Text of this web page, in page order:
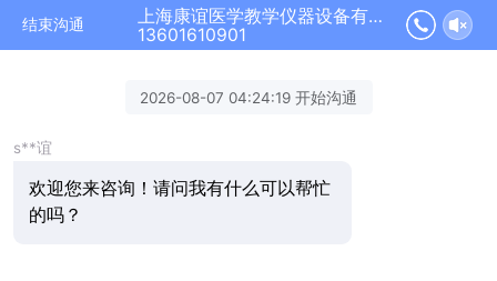
结束沟通
上海康谊医学教学仪器设备有限公司正在为您服务
13601610901
2026-08-07 04:24:19 开始沟通
s**谊
欢迎您来咨询！请问我有什么可以帮忙
的吗？